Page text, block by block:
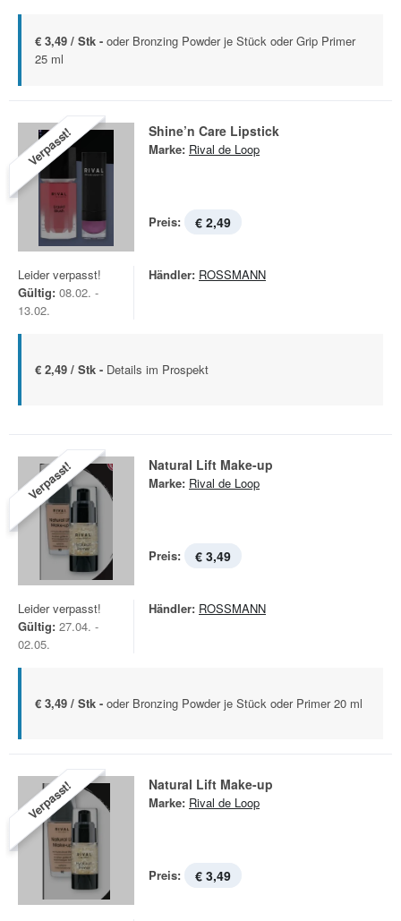
€ 3,49 / Stk - oder Bronzing Powder je Stück oder Grip Primer
25 ml
Verpasst! Shine’n Care Lipstick
Marke: Rival de Loop
Preis: € 2,49
Leider verpasst!
Gültig: 08.02. -
13.02.
Händler: ROSSMANN
€ 2,49 / Stk - Details im Prospekt
Verpasst! Natural Lift Make-up
Marke: Rival de Loop
Preis: € 3,49
Leider verpasst!
Gültig: 27.04. -
02.05.
Händler: ROSSMANN
€ 3,49 / Stk - oder Bronzing Powder je Stück oder Primer 20 ml
Verpasst! Natural Lift Make-up
Marke: Rival de Loop
Preis: € 3,49